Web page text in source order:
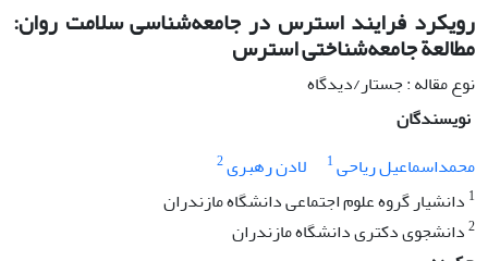
رویکرد فرایند استرس در جامعه‌شناسی سلامت روان:
مطالعة جامعه‌شناختی استرس
نوع مقاله : جستار/دیدگاه
نویسندگان
محمداسماعیل ریاحی1 لادن رهبری2
1 دانشیار گروه علوم اجتماعی دانشگاه مازندران
2دانشجوی دکتری دانشگاه مازندران